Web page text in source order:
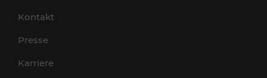
Kontakt
Presse
Karriere